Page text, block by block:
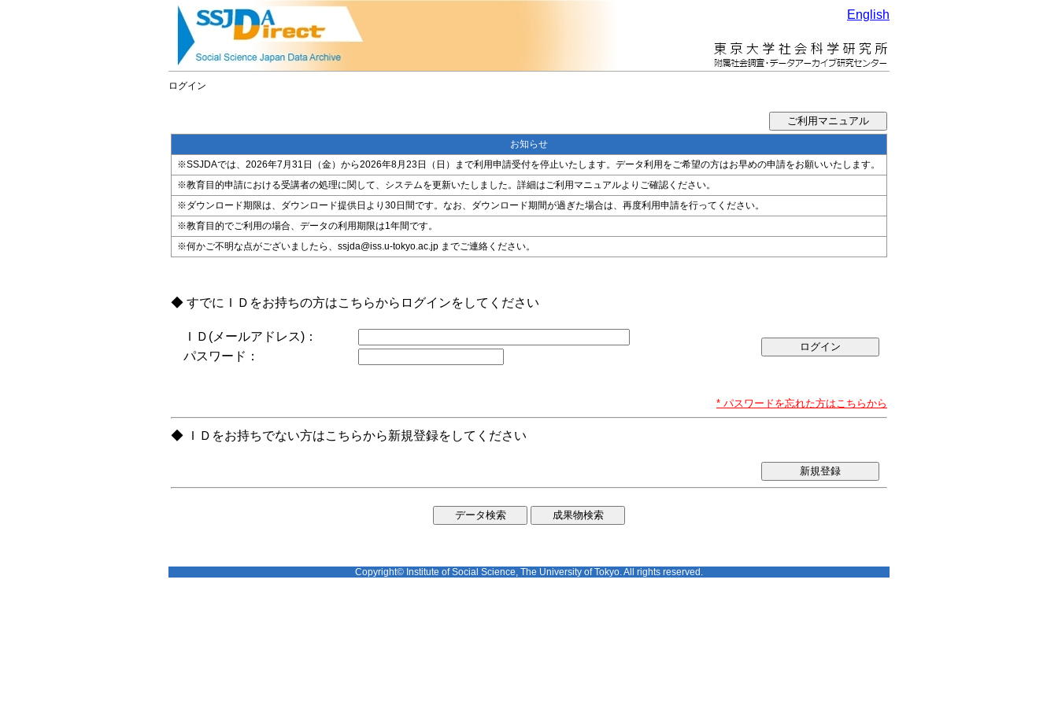
English
ログイン
お知らせ
※SSJDAでは、2026年7月31日（金）から2026年8月23日（日）まで利用申請受付を停止いたします。データ利用をご希望の方はお早めの申請をお願いいたします。
※教育目的申請における受講者の処理に関して、システムを更新いたしました。詳細はご利用マニュアルよりご確認ください。
※ダウンロード期限は、ダウンロード提供日より30日間です。なお、ダウンロード期間が過ぎた場合は、再度利用申請を行ってください。
※教育目的でご利用の場合、データの利用期限は1年間です。
※何かご不明な点がございましたら、ssjda@iss.u-tokyo.ac.jp までご連絡ください。
◆ すでにＩＤをお持ちの方はこちらからログインをしてください
ＩＤ(メールアドレス)：
パスワード：
* パスワードを忘れた方はこちらから
◆ ＩＤをお持ちでない方はこちらから新規登録をしてください
新規登録
Copyright© Institute of Social Science, The University of Tokyo. All rights reserved.